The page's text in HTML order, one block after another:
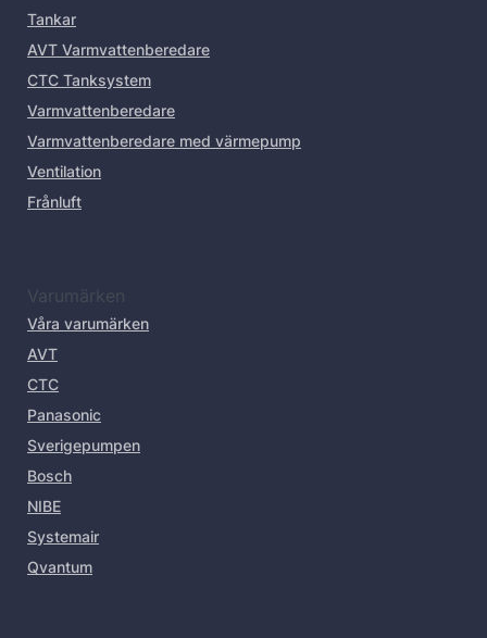
Tankar
AVT Varmvattenberedare
CTC Tanksystem
Varmvattenberedare
Varmvattenberedare med värmepump
Ventilation
Frånluft
Varumärken
Våra varumärken
AVT
CTC
Panasonic
Sverigepumpen
Bosch
NIBE
Systemair
Qvantum